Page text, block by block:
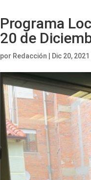
Programa
20 de
por Redacción Dic 20, 2021